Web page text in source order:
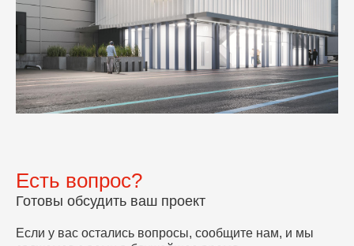
Есть вопрос?
Готовы обсудить ваш проект
Если у вас остались вопросы, сообщите нам, и мы